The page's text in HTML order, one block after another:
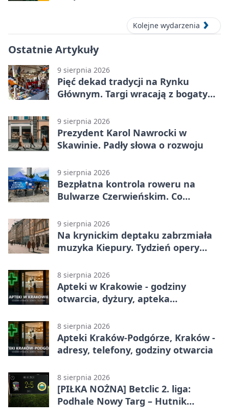
Kolejne wydarzenia
Ostatnie Artykuły
9 sierpnia 2026
Pięć dekad tradycji na Rynku
Głównym. Targi wracają z bogatym
9 sierpnia 2026
Prezydent Karol Nawrocki w
Skawinie. Padły słowa o rozwoju
9 sierpnia 2026
Bezpłatna kontrola roweru na
Bulwarze Czerwieńskim. Co
9 sierpnia 2026
Na krynickim deptaku zabrzmiała
muzyka Kiepury. Tydzień opery
8 sierpnia 2026
Apteki w Krakowie - godziny
otwarcia, dyżury, apteka
8 sierpnia 2026
Apteki Kraków-Podgórze, Kraków -
adresy, telefony, godziny otwarcia
8 sierpnia 2026
[PIŁKA NOŻNA] Betclic 2. liga:
Podhale Nowy Targ – Hutnik